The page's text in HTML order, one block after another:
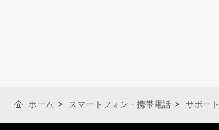
ホーム スマートフォン・携帯電話 サポート